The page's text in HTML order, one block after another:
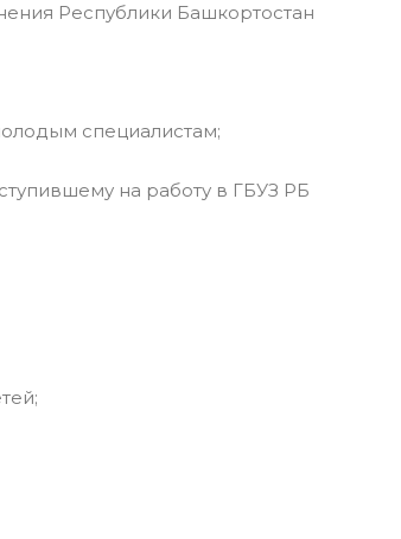
Республики Башкортостан
специалистам;
на работу в ГБУЗ РБ